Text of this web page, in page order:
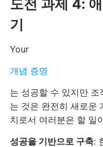
도전 과제 4:
기
Your
개념 증명
는 성공할 수 있지만
는 것은 완전히 새로운
치로서 여러분은 할 일
성공을 기반으로 구축: